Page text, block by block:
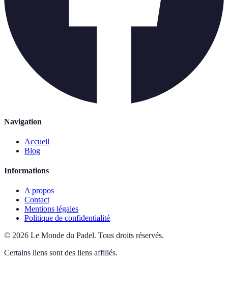
Navigation
Accueil
Blog
Informations
A propos
Contact
Mentions légales
Politique de confidentialité
© 2026 Le Monde du Padel. Tous droits réservés.
Certains liens sont des liens affiliés.